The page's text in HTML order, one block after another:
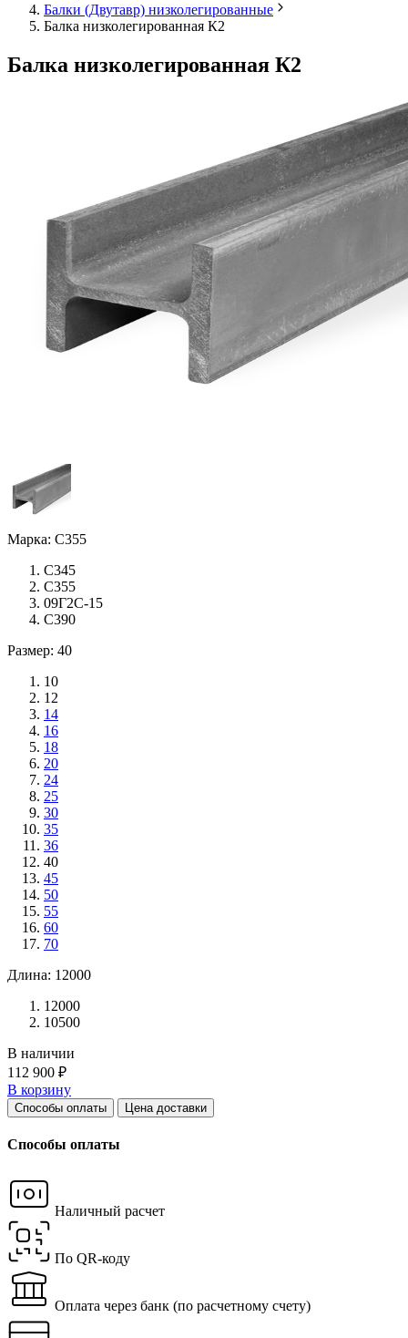
Балки (Двутавр) низколегированные
Балка низколегированная К2
Балка низколегированная К2
Марка: С355
С345
С355
09Г2С-15
С390
Размер: 40
10
12
14
16
18
20
24
25
30
35
36
40
45
50
55
60
70
Длина: 12000
12000
10500
В наличии
112 900 ₽
В корзину
Способы оплаты Цена доставки
Способы оплаты
Наличный расчет
По QR-коду
Оплата через банк (по расчетному счету)